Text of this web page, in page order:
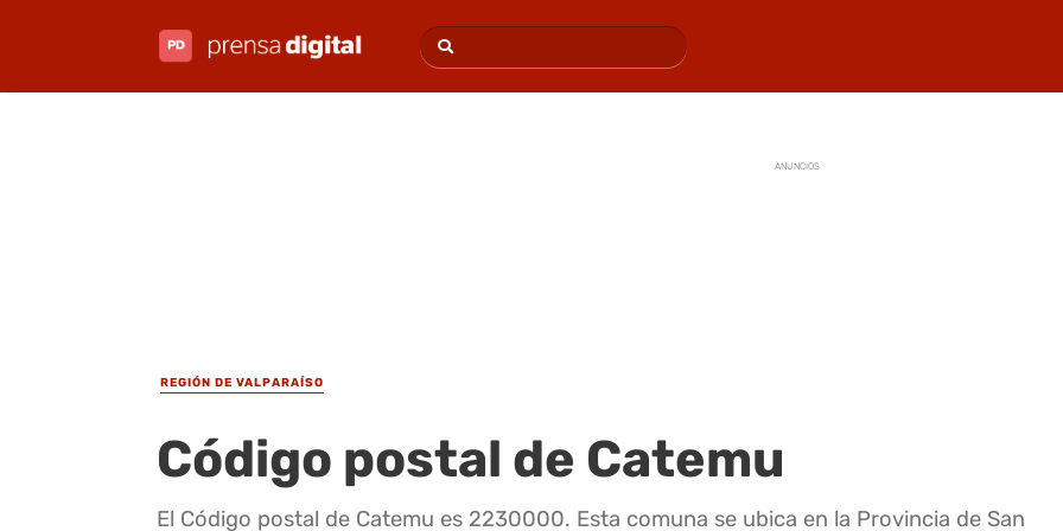
ANUNCIOS
REGIÓN DE VALPARAÍSO
Código postal de Catemu
El Código postal de Catemu es 2230000. Esta comuna se ubica en la Provincia de San